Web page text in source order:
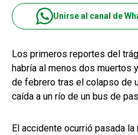
Unirse al canal de
Los primeros reportes del
habría al menos dos muertos
de febrero tras el colapso de
caída a un río de un bus de
El accidente ocurrió pasada